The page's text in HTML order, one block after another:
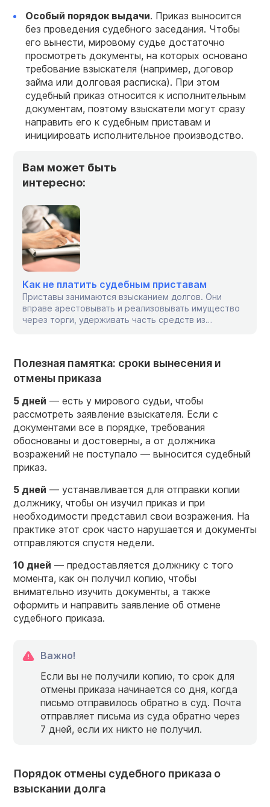
Особый порядок выдачи. Приказ выносится
без проведения судебного заседания. Чтобы
его вынести, мировому судье достаточно
просмотреть документы, на которых основано
требование взыскателя (например, договор
займа или долговая расписка). При этом
судебный приказ относится к исполнительным
документам, поэтому взыскатели могут сразу
направить его к судебным приставам и
инициировать исполнительное производство.
Вам может быть
интересно:
Как не платить судебным приставам
Приставы занимаются взысканием долгов. Они
вправе арестовывать и реализовывать имущество
через торги, удерживать часть средств из
исполнителям и можно ли с ними договориться,
смотрите далее. Можно ли договориться с
только […]
Полезная памятка: сроки вынесения и
отмены приказа
5 дней — есть у мирового судьи, чтобы
рассмотреть заявление взыскателя. Если с
документами все в порядке, требования
обоснованы и достоверны, а от должника
возражений не поступало — выносится судебный
приказ.
5 дней — устанавливается для отправки копии
должнику, чтобы он изучил приказ и при
необходимости представил свои возражения. На
практике этот срок часто нарушается и документы
отправляются спустя недели.
10 дней — предоставляется должнику с того
момента, как он получил копию, чтобы
внимательно изучить документы, а также
оформить и направить заявление об отмене
судебного приказа.
Важно!
Если вы не получили копию, то срок для
отмены приказа начинается со дня, когда
письмо отправилось обратно в суд. Почта
отправляет письма из суда обратно через
7 дней, если их никто не получил.
Порядок отмены судебного приказа о
взыскании долга